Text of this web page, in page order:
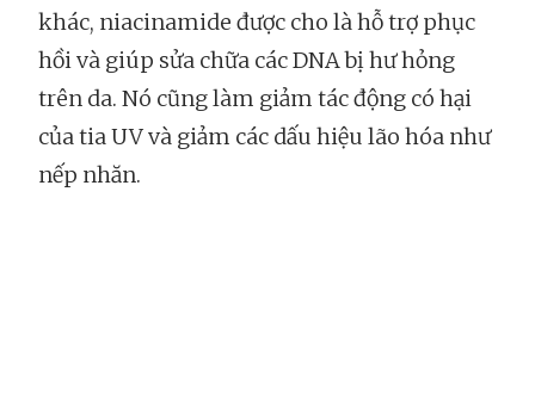
khác, niacinamide được cho là hỗ trợ phục
hồi và giúp sửa chữa các DNA bị hư hỏng
trên da. Nó cũng làm giảm tác động có hại
của tia UV và giảm các dấu hiệu lão hóa như
nếp nhăn.